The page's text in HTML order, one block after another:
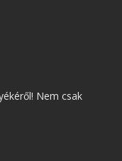
Nem csak